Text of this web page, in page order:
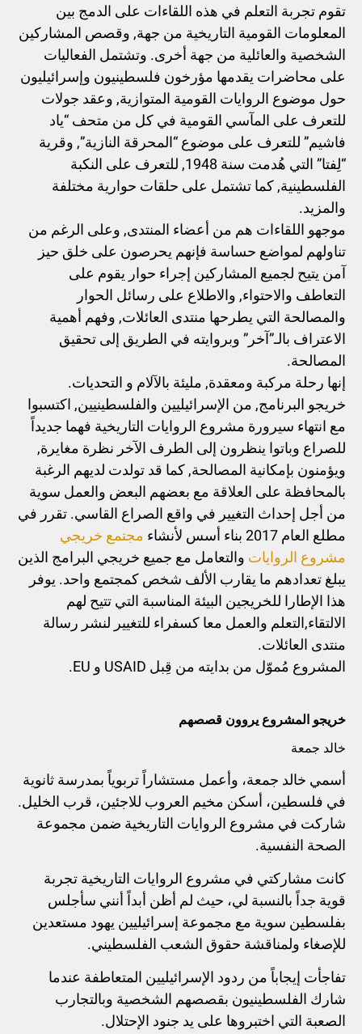
تقوم تجربة التعلم في هذه اللقاءات على الدمج بين
المعلومات القومية التاريخية من جهة, وقصص المشاركين
الشخصية والعائلية من جهة أخرى. وتشتمل الفعاليات
على محاضرات يقدمها مؤرخون فلسطينيون وإسرائيليون
حول موضوع الروايات القومية المتوازية, وعقد جولات
للتعرف على المآسي القومية في كل من متحف “ياد
فاشيم” للتعرف على موضوع “المحرقة النازية”, وقرية
“لِفتا” التي هُدمت سنة 1948, للتعرف على النكبة
الفلسطينية, كما تشتمل على حلقات حوارية مختلفة
والمزيد.
موجهو اللقاءات هم من أعضاء المنتدى, وعلى الرغم من
تناولهم لمواضع حساسة فإنهم يحرصون على خلق حيز
آمن يتيح لجميع المشاركين إجراء حوار يقوم على
التعاطف والاحتواء, والاطلاع على رسائل الحوار
والمصالحة التي يطرحها منتدى العائلات, وفهم أهمية
الاعتراف بالـ”آخر” وبروايته في الطريق إلى تحقيق
المصالحة.
إنها رحلة مركبة ومعقدة, مليئة بالآلام و التحديات.
خريجو البرنامج, من الإسرائيليين والفلسطينيين, اكتسبوا
مع انتهاء سيرورة مشروع الروايات التاريخية فهما جديداً
للصراع وباتوا ينظرون إلى الطرف الآخر نظرة مغايرة,
ويؤمنون بإمكانية المصالحة, كما قد تولدت لديهم الرغبة
بالمحافظة على العلاقة مع بعضهم البعض والعمل سوية
من أجل إحداث التغيير في واقع الصراع القاسي. تقرر في
مطلع العام 2017 بناء أسس لأنشاء
مجتمع خريجي
مشروع الروايات والتعامل مع جميع خريجي البرامج الذين
يبلغ تعدادهم ما يقارب الألف شخص كمجتمع واحد. يوفر
هذا الإطارا للخريجين البيئة المناسبة التي تتيح لهم
الالتقاء,التعلم والعمل معا كسفراء للتغيير لنشر رسالة
منتدى العائلات.
المشروع مُموّل من بدايته من قِبل USAID و EU.
خريجو المشروع يروون قصصهم
خالد جمعة
أسمي خالد جمعة، وأعمل مستشاراً تربوياً بمدرسة ثانوية
في فلسطين، أسكن مخيم العروب للاجئين، قرب الخليل.
شاركت في مشروع الروايات التاريخية ضمن مجموعة
الصحة النفسية.
كانت مشاركتي في مشروع الروايات التاريخية تجربة
قوية جداً بالنسبة لي، حيث لم أظن أبداً أنني سأجلس
بفلسطين سوية مع مجموعة إسرائيليين يهود مستعدين
للإصغاء ولمناقشة حقوق الشعب الفلسطيني.
تفاجأت إيجاباً من ردود الإسرائيليين المتعاطفة عندما
شارك الفلسطينيون بقصصهم الشخصية وبالتجارب
الصعبة التي اختبروها على يد جنود الإحتلال.